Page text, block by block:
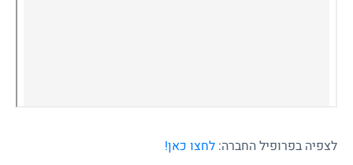
לצפיה בפרופיל החברה: לחצו כאן!